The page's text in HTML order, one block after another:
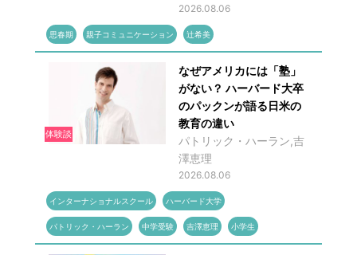
2026.08.06
思春期 親子コミュニケーション 辻希美
体験談
なぜアメリカには「塾」
がない？ ハーバード大卒
のパックンが語る日米の
教育の違い
パトリック・ハーラン,吉
澤恵理
2026.08.06
インターナショナルスクール ハーバード大学
パトリック・ハーラン 中学受験 吉澤恵理 小学生